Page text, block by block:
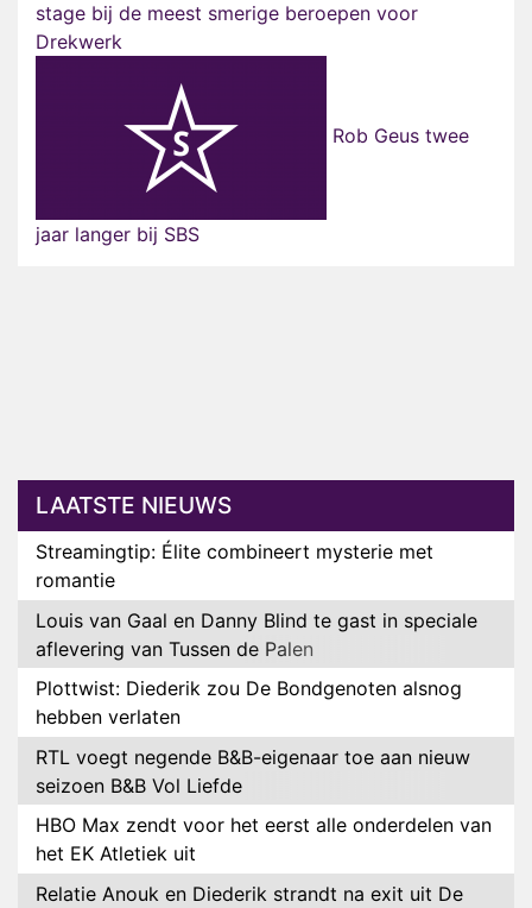
stage bij de meest smerige beroepen voor
Drekwerk
Rob Geus twee
jaar langer bij SBS
LAATSTE NIEUWS
Streamingtip: Élite combineert mysterie met
romantie
Louis van Gaal en Danny Blind te gast in speciale
aflevering van Tussen de Palen
Plottwist: Diederik zou De Bondgenoten alsnog
hebben verlaten
RTL voegt negende B&B-eigenaar toe aan nieuw
seizoen B&B Vol Liefde
HBO Max zendt voor het eerst alle onderdelen van
het EK Atletiek uit
Relatie Anouk en Diederik strandt na exit uit De